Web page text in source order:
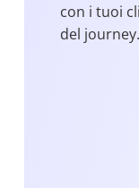
con i tuoi
del journey.